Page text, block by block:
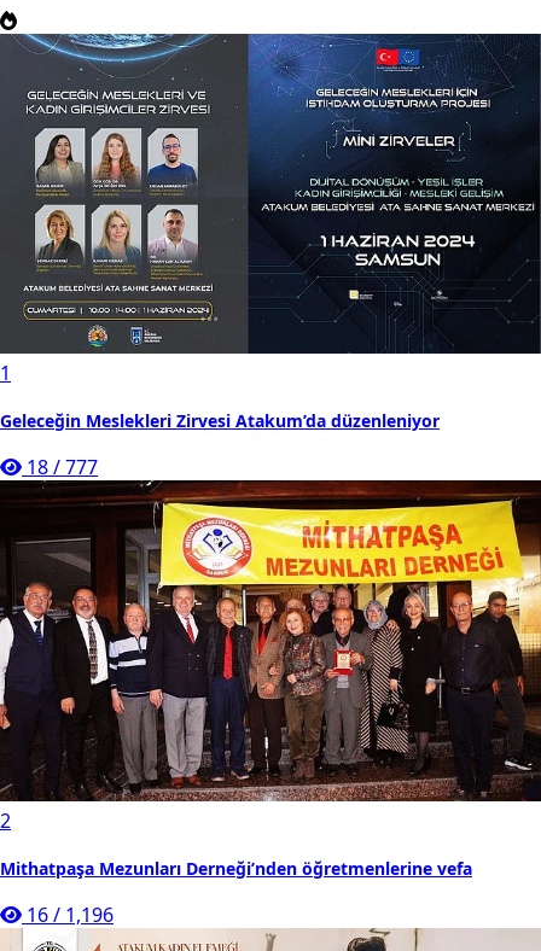
1
Geleceğin Meslekleri Zirvesi Atakum’da düzenleniyor
18/777
2
Mithatpaşa Mezunları Derneği’nden öğretmenlerine vefa
16/ 1,196